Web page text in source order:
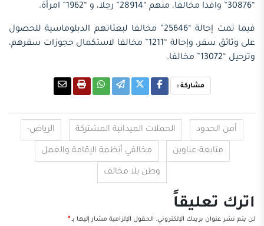
“30876” وافدا مخالفا، منهم “28914” رجلا، و “1962” امرأة.
فيما تمت إحالة “25646” مخالفا لبعثاتهم الدبلوماسية للحصول
على وثائق سفر، وإحالة “1211” مخالفا لاستكمال حجوزات سفرهم،
وترحيل “13072” مخالفا.
مشاركة :
أمن الحدود الحملات الميدانية المشتركة الرياض-
متابعة-عناوين مخالفي أنظمة الإقامة والعمل
وطن بلا مخالف
اترك تعليقاً
لن يتم نشر عنوان بريدك الإلكتروني. الحقول الإلزامية مشار إليها بـ*